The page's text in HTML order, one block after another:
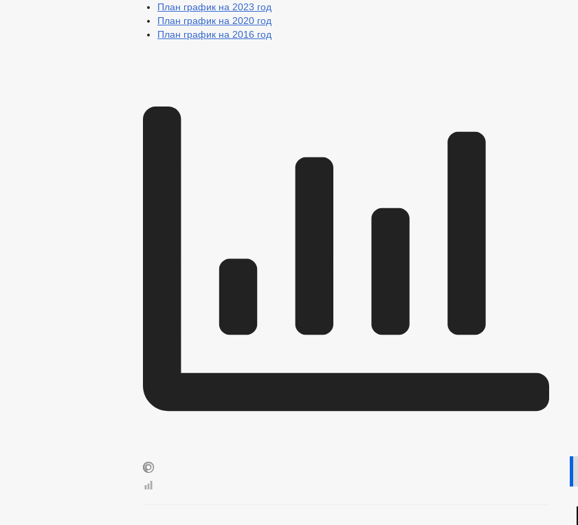
План график на 2023 год
План график на 2020 год
План график на 2016 год